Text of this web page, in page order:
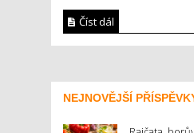
Číst dál
NEJNOVĚJŠÍ